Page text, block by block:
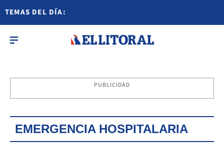
TEMAS DEL DÍA:
PUBLICIDAD
EMERGENCIA HOSPITALARIA